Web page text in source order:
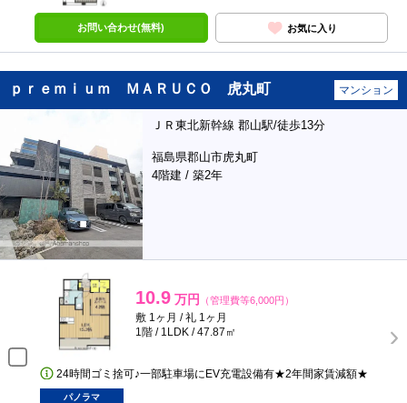
お問い合わせ(無料) お気に入り
ｐｒｅｍｉｕｍ ＭＡＲＵＣＯ 虎丸町 マンション
ＪＲ東北新幹線 郡山駅/徒歩13分
福島県郡山市虎丸町
4階建 / 築2年
10.9 万円 （管理費等6,000円）
敷 1ヶ月 / 礼 1ヶ月
1階 / 1LDK / 47.87㎡
24時間ゴミ捨可♪一部駐車場にEV充電設備有★2年間家賃減額★
パノラマ